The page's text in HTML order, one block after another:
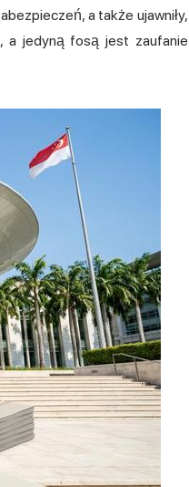
a także ujawniły,
a jedyną fosą jest zaufanie